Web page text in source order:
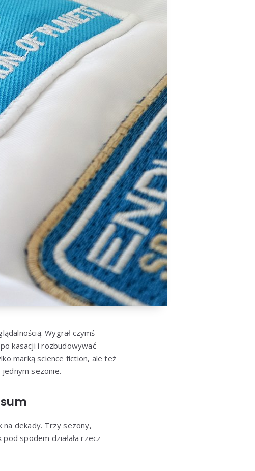
Wygrał czymś
kasacji i rozbudowywać
marką science fiction, ale też
sezonie.
na dekady. Trzy sezony,
spodem działała rzecz